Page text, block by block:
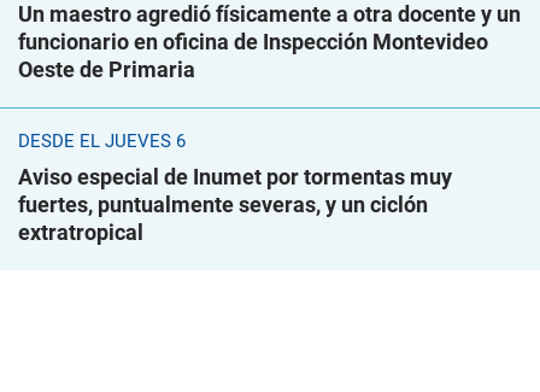
Un maestro agredió físicamente a otra docente y un
funcionario en oficina de Inspección Montevideo
Oeste de Primaria
DESDE EL JUEVES 6
Aviso especial de Inumet por tormentas muy
fuertes, puntualmente severas, y un ciclón
extratropical